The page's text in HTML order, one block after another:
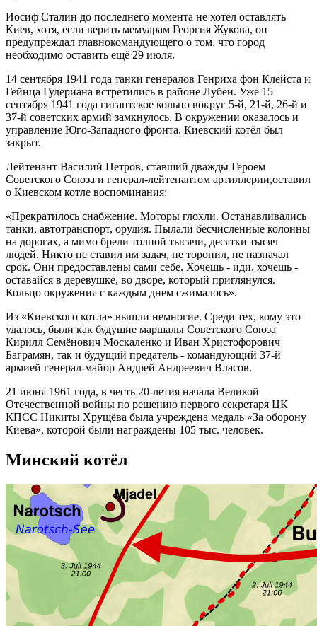
Иосиф Сталин до последнего момента не хотел оставлять
Киев, хотя, если верить мемуарам Георгия Жукова, он
предупреждал главнокомандующего о том, что город
необходимо оставить ещё 29 июля.
14 сентября 1941 года танки генералов Генриха фон Клейста и
Гейнца Гудериана встретились в районе Лубен. Уже 15
сентября 1941 года гигантское кольцо вокруг 5-й, 21-й, 26-й и
37-й советских армий замкнулось. В окружении оказалось и
управление Юго-Западного фронта. Киевский котёл был
закрыт.
Лейтенант Василий Петров, ставший дважды Героем
Советского Союза и генерал-лейтенантом артиллерии,оставил
о Киевском котле воспоминания:
«Прекратилось снабжение. Моторы глохли. Останавливались
танки, автотранспорт, орудия. Пылали бесчисленные колонны
на дорогах, а мимо брели толпой тысячи, десятки тысяч
людей. Никто не ставил им задач, не торопил, не назначал
срок. Они предоставлены сами себе. Хочешь - иди, хочешь -
оставайся в деревушке, во дворе, который приглянулся.
Кольцо окружения с каждым днем сжималось».
Из «Киевского котла» вышли немногие. Среди тех, кому это
удалось, были как будущие маршалы Советского Союза
Кирилл Семёнович Москаленко и Иван Христофорович
Баграмян, так и будущий предатель - командующий 37-й
армией генерал-майор Андрей Андреевич Власов.
21 июня 1961 года, в честь 20-летия начала Великой
Отечественной войны по решению первого секретаря ЦК
КПСС Никиты Хрущёва была учреждена медаль «За оборону
Киева», которой были награждены 105 тыс. человек.
Минский котёл